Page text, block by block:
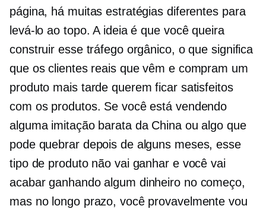
página, há muitas estratégias diferentes para
levá-lo ao topo. A ideia é que você queira
construir esse tráfego orgânico, o que significa
que os clientes reais que vêm e compram um
produto mais tarde querem ficar satisfeitos
com os produtos. Se você está vendendo
alguma imitação barata da China ou algo que
pode quebrar depois de alguns meses, esse
tipo de produto não vai ganhar e você vai
acabar ganhando algum dinheiro no começo,
mas no longo prazo, você provavelmente vou